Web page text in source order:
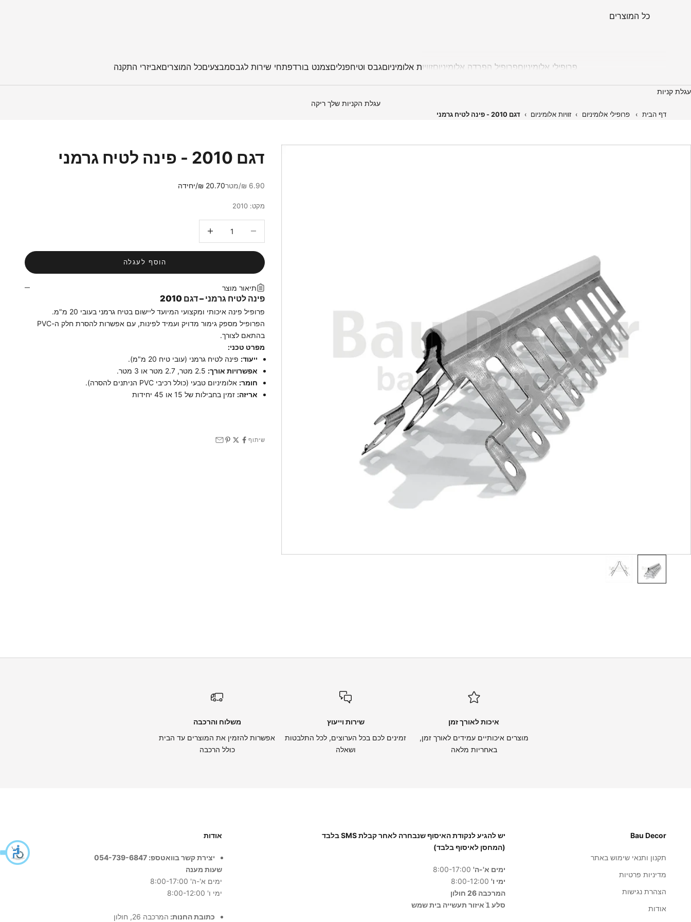
פרופילי אלומיניוםפרופיל הפרדה אלומיניוםזוויות אלומיניוםגבס וטיחפנליםצמנט בורדפתחי שירות לגבסמבצעיםכל המוצריםאביזרי התקנה
כל המוצרים
עגלת קניות
עגלת הקניות שלך ריקה
דף הבית › פרופילי אלומיניום › זוויות אלומיניום › דגם 2010 - פינה לטיח גרמני
דגם 2010 - פינה לטיח גרמני
מחיר מבצע
6.90 ₪/מטר 20.70 ₪/יחידה
מקט: 2010
הוסף לעגלה
תיאור מוצר
פינה לטיח גרמני – דגם 2010
פרופיל פינה איכותי ומקצועי המיועד ליישום בטיח גרמני בעובי 20 מ"מ.
הפרופיל מספק גימור מדויק ועמיד לפינות, עם אפשרות להסרת חלק ה-PVC
בהתאם לצורך.
מפרט טכני:
ייעוד: פינה לטיח גרמני (עובי טיח 20 מ"מ).
אפשרויות אורך:
חומר: אלומיניום טבעי (כולל רכיבי PVC הניתנים להסרה).
אריזה: זמין בחבילות של 15 או 45 יחידות
שיתוף
איכות לאורך זמן
מוצרים איכותיים עמידים לאורך זמן,
באחריות מלאה
שירות וייעוץ
זמינים לכם בכל הערוצים, לכל התלבטות
ושאלה
משלוח והרכבה
אפשרות להזמין את המוצרים עד הבית
כולל הרכבה
Bau Decor
תקנון ותנאי שימוש באתר
מדיניות פרטיות
הצהרת נגישות
אודות
יש להגיע לנקודת האיסוף שנבחרה לאחר קבלת SMS בלבד
(המחסן לאיסוף בלבד)
ימים א'-ה'
ימי ו'
המרכבה 26 חולון
סלע 1ֿ איזור תעשייה בית שמש
אודות
יצירת קשר בוואטספ: 054-739-6847
שעות מענה
ימים א'-ה' 8:00-17:00
ימי ו' 8:00-12:00
כתובת החנות: המרכבה 26, חולון